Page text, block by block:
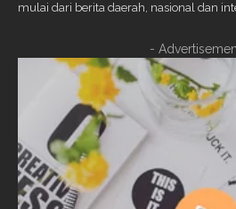
mulai dari berita daerah, nasional dan
-